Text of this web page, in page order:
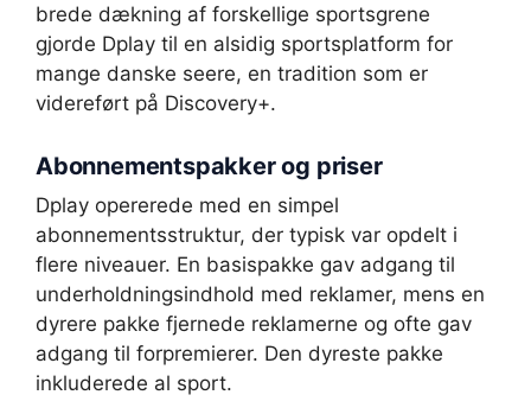
brede dækning af forskellige sportsgrene
gjorde Dplay til en alsidig sportsplatform for
mange danske seere, en tradition som er
videreført på Discovery+.
Abonnementspakker og priser
Dplay opererede med en simpel
abonnementsstruktur, der typisk var opdelt i
flere niveauer. En basispakke gav adgang til
underholdningsindhold med reklamer, mens en
dyrere pakke fjernede reklamerne og ofte gav
adgang til forpremierer. Den dyreste pakke
inkluderede al sport.